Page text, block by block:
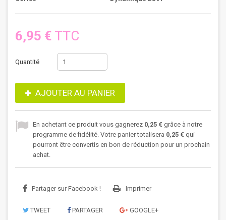
6,95 € TTC
Quantité
AJOUTER AU PANIER
En achetant ce produit vous gagnerez 0,25 € grâce à notre
programme de fidélité. Votre panier totalisera 0,25 € qui
pourront être convertis en bon de réduction pour un prochain
achat.
Partager sur Facebook ! Imprimer
TWEET PARTAGER GOOGLE+